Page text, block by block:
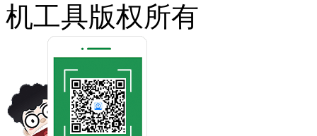
机工具版权所有